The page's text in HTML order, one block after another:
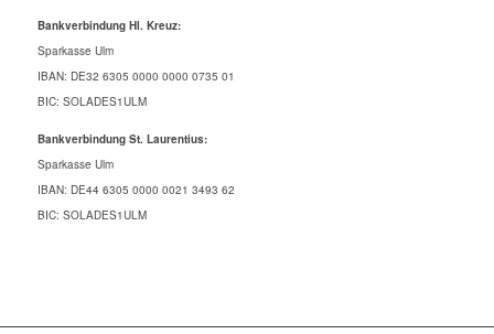
Bankverbindung Hl. Kreuz:
Sparkasse Ulm
IBAN: DE32 6305 0000 0000 0735 01
BIC: SOLADES1ULM
Bankverbindung St. Laurentius:
Sparkasse Ulm
IBAN: DE44 6305 0000 0021 3493 62
BIC: SOLADES1ULM